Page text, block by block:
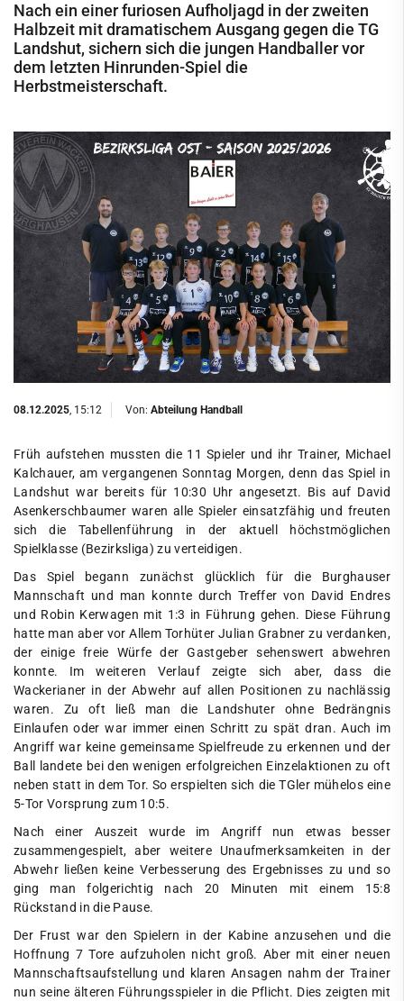
Nach ein einer furiosen Aufholjagd in der zweiten
Halbzeit mit dramatischem Ausgang gegen die TG
Landshut, sichern sich die jungen Handballer vor
dem letzten Hinrunden-Spiel die
Herbstmeisterschaft.
08.12.2025 , 15:12 Von: Abteilung Handball
Früh aufstehen mussten die 11 Spieler und ihr Trainer, Michael
Kalchauer, am vergangenen Sonntag Morgen, denn das Spiel in
Landshut war bereits für 10:30 Uhr angesetzt. Bis auf David
Asenkerschbaumer waren alle Spieler einsatzfähig und freuten
sich die Tabellenführung in der aktuell höchstmöglichen
Spielklasse (Bezirksliga) zu verteidigen.
Das Spiel begann zunächst glücklich für die Burghauser
Mannschaft und man konnte durch Treffer von David Endres
und Robin Kerwagen mit 1:3 in Führung gehen. Diese Führung
hatte man aber vor Allem Torhüter Julian Grabner zu verdanken,
der einige freie Würfe der Gastgeber sehenswert abwehren
konnte. Im weiteren Verlauf zeigte sich aber, dass die
Wackerianer in der Abwehr auf allen Positionen zu nachlässig
waren. Zu oft ließ man die Landshuter ohne Bedrängnis
Einlaufen oder war immer einen Schritt zu spät dran. Auch im
Angriff war keine gemeinsame Spielfreude zu erkennen und der
Ball landete bei den wenigen erfolgreichen Einzelaktionen zu oft
neben statt in dem Tor. So erspielten sich die TGler mühelos eine
5-Tor Vorsprung zum 10:5.
Nach einer Auszeit wurde im Angriff nun etwas besser
zusammengespielt, aber weitere Unaufmerksamkeiten in der
Abwehr ließen keine Verbesserung des Ergebnisses zu und so
ging man folgerichtig nach 20 Minuten mit einem 15:8
Rückstand in die Pause.
Der Frust war den Spielern in der Kabine anzusehen und die
Hoffnung 7 Tore aufzuholen nicht groß. Aber mit einer neuen
Mannschaftsaufstellung und klaren Ansagen nahm der Trainer
nun seine älteren Führungsspieler in die Pflicht. Dies zeigten mit